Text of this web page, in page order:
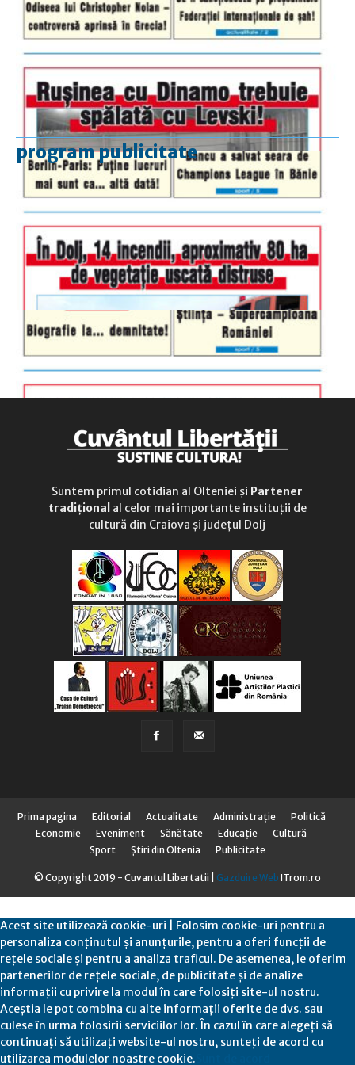
program publicitate
luni-vineri
9.00 - 17.00
duminică
9.00 - 12.00
Suntem primul cotidian al Olteniei și Partener
tradițional al celor mai importante instituții de
cultură din Craiova și județul Dolj
Prima pagina Editorial Actualitate Administraţie
Politică
Economie
Eveniment Sănătate Educaţie
Cultură
Sport
Știri din Oltenia Publicitate
© Copyright 2019 - Cuvantul Libertatii | Gazduire Web ITrom.ro
Acest site utilizează cookie-uri | Folosim cookie-uri pentru a
personaliza conținutul și anunțurile, pentru a oferi funcții de
rețele sociale și pentru a analiza traficul. De asemenea, le oferim
partenerilor de rețele sociale, de publicitate și de analize
informații cu privire la modul în care folosiți site-ul nostru.
Aceștia le pot combina cu alte informații oferite de dvs. sau
culese în urma folosirii serviciilor lor. În cazul în care alegeți să
continuați să utilizați website-ul nostru, sunteți de acord cu
utilizarea modulelor noastre cookie.